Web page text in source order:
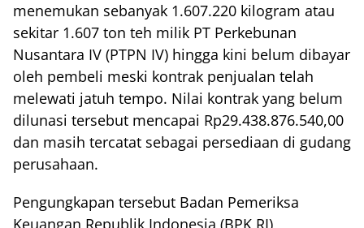
menemukan sebanyak 1.607.220 kilogram atau
sekitar 1.607 ton teh milik PT Perkebunan
Nusantara IV (PTPN IV) hingga kini belum dibayar
oleh pembeli meski kontrak penjualan telah
melewati jatuh tempo. Nilai kontrak yang belum
dilunasi tersebut mencapai Rp29.438.876.540,00
dan masih tercatat sebagai persediaan di gudang
perusahaan.
Pengungkapan tersebut Badan Pemeriksa
Keuangan Republik Indonesia (BPK RI)